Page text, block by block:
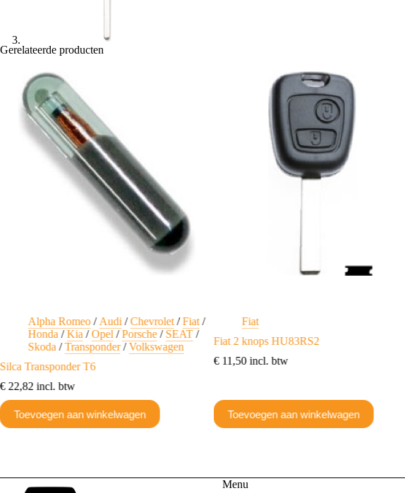
Gerelateerde producten
Alpha Romeo/Audi /Chevrolet/Fiat/
Honda /Kia /Opel /Porsche/SEAT/
Skoda /Transponder/Volkswagen
Silca Transponder T6
€ 22,82 incl. btw
Toevoegen aan winkelwagen
Fiat
Fiat 2 knops HU83RS2
€11,50incl. btw
Toevoegen aan winkelwagen
Menu